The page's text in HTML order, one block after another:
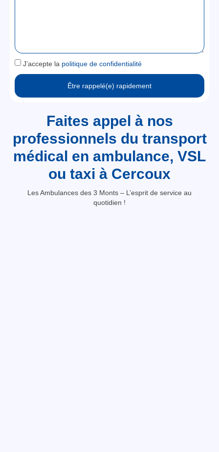
Faites appel à nos
professionnels du transport
médical en ambulance, VSL
ou taxi à Cercoux
Les Ambulances des 3 Monts – L’esprit de service au
quotidien !
J’accepte la politique de confidentialité
Être rappelé(e) rapidement